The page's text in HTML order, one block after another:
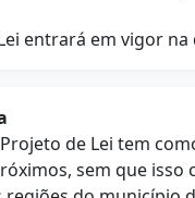
entrará em vigor
de Lei tem
sem que